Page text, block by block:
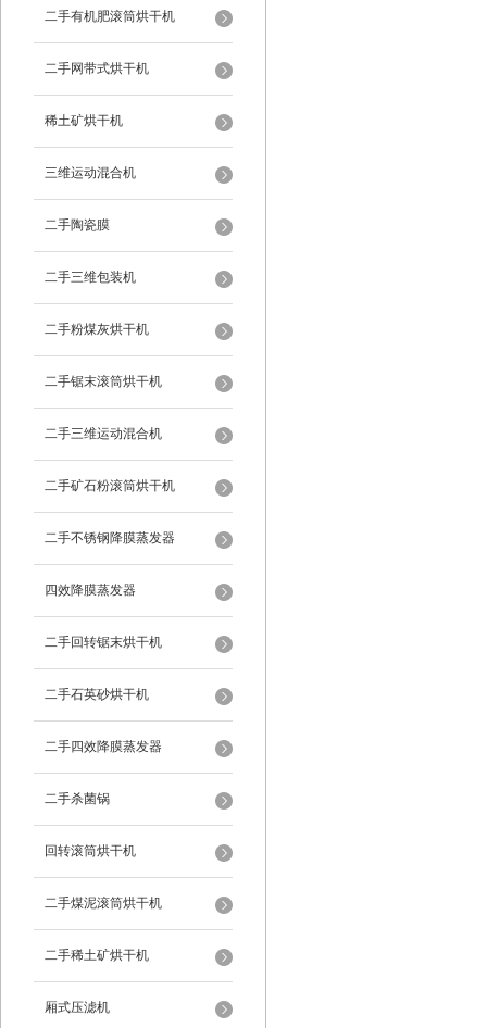
二手有机肥滚筒烘干机
二手网带式烘干机
稀土矿烘干机
三维运动混合机
二手陶瓷膜
二手三维包装机
二手粉煤灰烘干机
二手锯末滚筒烘干机
二手三维运动混合机
二手矿石粉滚筒烘干机
二手不锈钢降膜蒸发器
四效降膜蒸发器
二手回转锯末烘干机
二手石英砂烘干机
二手四效降膜蒸发器
二手杀菌锅
回转滚筒烘干机
二手煤泥滚筒烘干机
二手稀土矿烘干机
厢式压滤机